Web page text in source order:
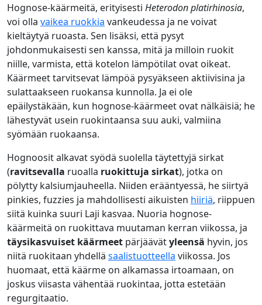
Hognose-käärmeitä, erityisesti Heterodon platirhinosia,
voi olla vaikea ruokkia vankeudessa ja ne voivat
kieltäytyä ruoasta. Sen lisäksi, että pysyt
johdonmukaisesti sen kanssa, mitä ja milloin ruokit
niille, varmista, että kotelon lämpötilat ovat oikeat.
Käärmeet tarvitsevat lämpöä pysyäkseen aktiivisina ja
sulattaakseen ruokansa kunnolla. Ja ei ole
epäilystäkään, kun hognose-käärmeet ovat nälkäisiä; he
lähestyvät usein ruokintaansa suu auki, valmiina
syömään ruokaansa.
Hognoosit alkavat syödä suolella täytettyjä sirkat
(ravitsevalla ruoalla ruokittuja sirkat), jotka on
pölytty kalsiumjauheella. Niiden erääntyessä, he siirtyä
pinkies, fuzzies ja mahdollisesti aikuisten hiiriä, riippuen
siitä kuinka suuri Laji kasvaa. Nuoria hognose-
käärmeitä on ruokittava muutaman kerran viikossa, ja
täysikasvuiset käärmeet pärjäävätyleensä hyvin, jos
niitä ruokitaan yhdellä saalistuotteella viikossa. Jos
huomaat, että käärme on alkamassa irtoamaan, on
joskus viisasta vähentää ruokintaa, jotta estetään
regurgitaatio.